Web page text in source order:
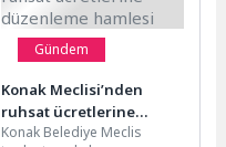
Gündem
Konak Meclisi’nden
ruhsat ücretlerine
düzenleme hamlesi
Konak Belediye Meclis